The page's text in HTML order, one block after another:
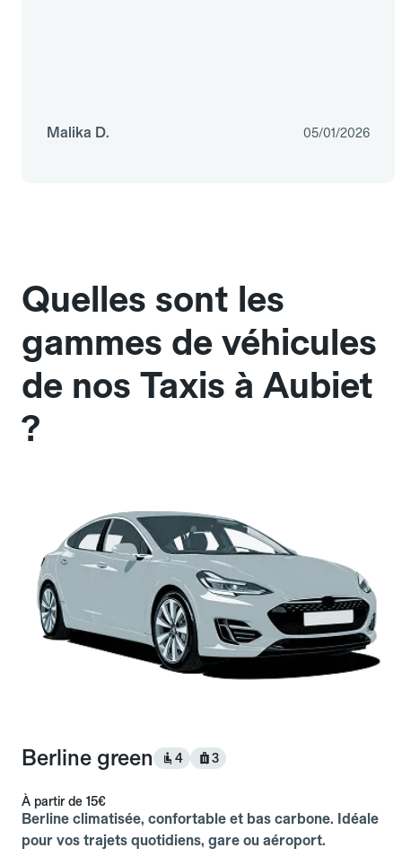
Malika D. 05/01/2026
Quelles sont les
gammes de véhicules
de nos Taxis à Aubiet
?
Berline green 4 3
À partir de 15€
Berline climatisée, confortable et bas carbone. Idéale
pour vos trajets quotidiens, gare ou aéroport.